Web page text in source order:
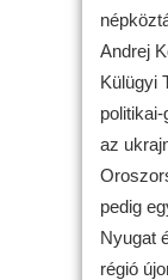
Andrej
Külügyi
az
pedig
Nyugat
régió